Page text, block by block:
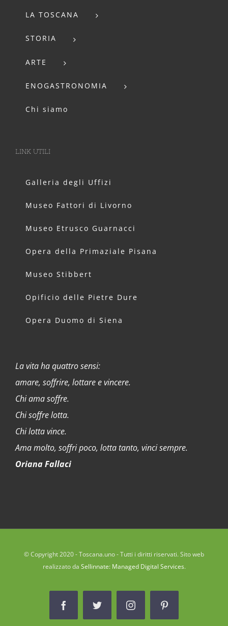
LA TOSCANA
STORIA
ARTE
ENOGASTRONOMIA
Chi siamo
LINK UTILI
Galleria degli Uffizi
Museo Fattori di Livorno
Museo Etrusco Guarnacci
Opera della Primaziale Pisana
Museo Stibbert
Opificio delle Pietre Dure
Opera Duomo di Siena
La vita ha quattro sensi:
amare, soffrire, lottare e vincere.
Chi ama soffre.
Chi soffre lotta.
Chi lotta vince.
Ama molto, soffri poco, lotta tanto, vinci sempre.
Oriana Fallaci
© Copyright 2020 - Toscana.uno - Tutti i diritti riservati. Sito web
realizzato da Sellinnate: Managed Digital Services.
FacebookTwitter InstagramPinterest